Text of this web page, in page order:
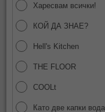
Харесвам всички!
КОЙ ДА ЗНАЕ?
Hell's Kitchen
THE FLOOR
COOLt
Като две капки вода